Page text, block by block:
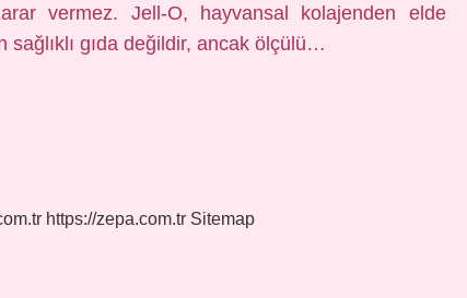
vermez. Jell-O, hayvansal kolajenden elde
sağlıklı gıda değildir, ancak ölçülü…
https://zepa.com.tr Sitemap